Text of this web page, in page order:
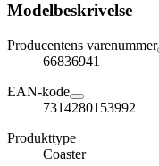
Modelbeskrivelse
Producentens varenummer
66836941
EAN-kode
7314280153992
Produkttype
Coaster